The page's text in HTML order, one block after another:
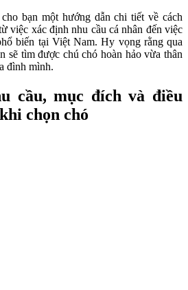
bạn một hướng dẫn chi tiết về cách
việc xác định nhu cầu cá nhân đến việc
biến tại Việt Nam. Hy vọng rằng qua
sẽ tìm được chú chó hoàn hảo vừa thân
đình mình.
cầu, mục đích và điều
chọn chó